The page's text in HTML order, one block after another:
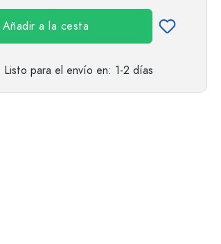
Añadir a la cesta
Listo para el envío en: 1-2 días